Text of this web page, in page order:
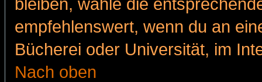
bleiben, wähle die
empfehlenswert, wenn du an
Bücherei oder Universität, im
Nach oben